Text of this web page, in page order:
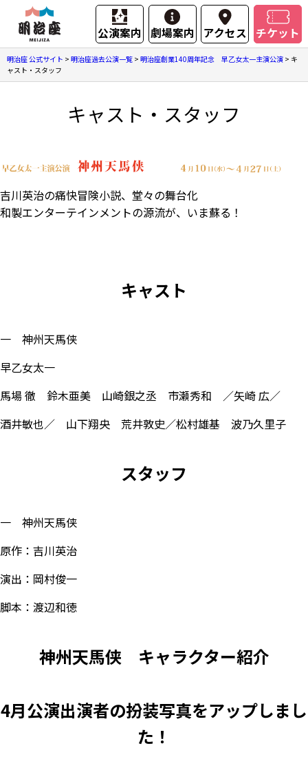
公演案内 劇場案内 アクセス チケット
明治座 公式サイト > 明治座過去公演一覧 > 明治座創業140周年記念 早乙女太一主演公演 > キ
ャスト・スタッフ
キャスト・スタッフ
吉川英治の痛快冒険小説、堂々の舞台化
和製エンターテインメントの源流が、いま蘇る！
キャスト
一 神州天馬侠
早乙女太一
馬場 徹 鈴木亜美 山崎銀之丞 市瀬秀和 ／矢崎 広／
酒井敏也／ 山下翔央 荒井敦史／松村雄基 波乃久里子
スタッフ
一 神州天馬侠
原作：吉川英治
演出：岡村俊一
脚本：渡辺和徳
神州天馬侠 キャラクター紹介
4月公演出演者の扮装写真をアップしまし
た！